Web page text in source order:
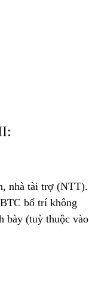
nhà tài trợ (NTT).
bố trí không
bày (tuỳ thuộc vào